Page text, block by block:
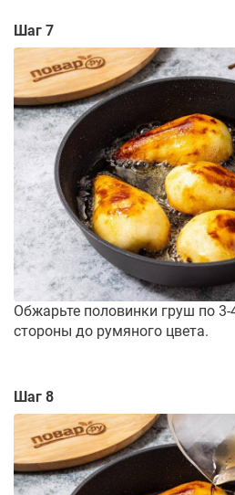
Шаг 7
Обжарьте половинки груш по
стороны до румяного цвета.
Шаг 8